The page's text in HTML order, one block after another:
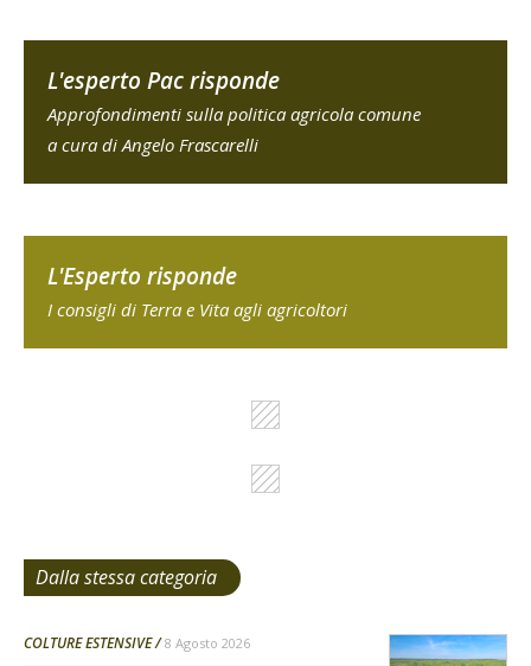
L'esperto Pac risponde
Approfondimenti sulla politica agricola comune
a cura di Angelo Frascarelli
L'Esperto risponde
I consigli di Terra e Vita agli agricoltori
Dalla stessa categoria
COLTURE ESTENSIVE 8 Agosto 2026